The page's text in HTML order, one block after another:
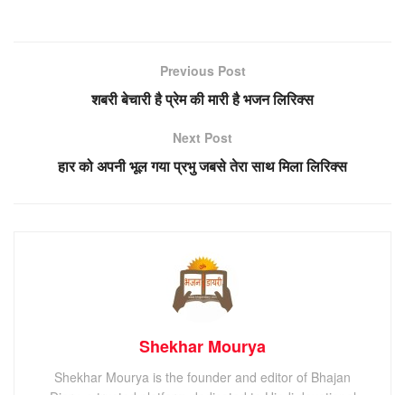
Previous Post
शबरी बेचारी है प्रेम की मारी है भजन लिरिक्स
Next Post
हार को अपनी भूल गया प्रभु जबसे तेरा साथ मिला लिरिक्स
Shekhar Mourya
Shekhar Mourya is the founder and editor of Bhajan